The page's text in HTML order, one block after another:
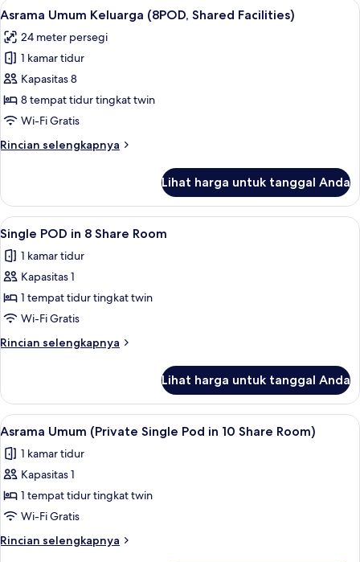
Keluarga,
perempuan
Lihat
semua
foto
untuk
Asrama
Umum
Keluarga
Shared
7
Asrama Umum Keluarga (8POD, Shared Facilities)
24 meter persegi
1 kamar tidur
Kapasitas 8
8 tempat tidur tingkat twin
Wi-Fi Gratis
Rincian selengkapnya
Rincian
Asrama
Umum
Keluarga
(8POD,
Shared
Facilities)
Lihat harga untuk tanggal Anda
Lihat
semua
foto
untuk
Single
POD
in
8
Room
6
Single POD in 8 Share Room
1 kamar tidur
Kapasitas 1
1 tempat tidur tingkat twin
Wi-Fi Gratis
Rincian selengkapnya
Rincian
Single
POD
in
Share
Room
Lihat harga untuk tanggal Anda
Lihat
semua
foto
untuk
Asrama
Umum
(Private
Single
6
Asrama Umum (Private Single Pod in 10 Share Room)
1 kamar tidur
Kapasitas 1
1 tempat tidur tingkat twin
Wi-Fi Gratis
Rincian selengkapnya
Rincian